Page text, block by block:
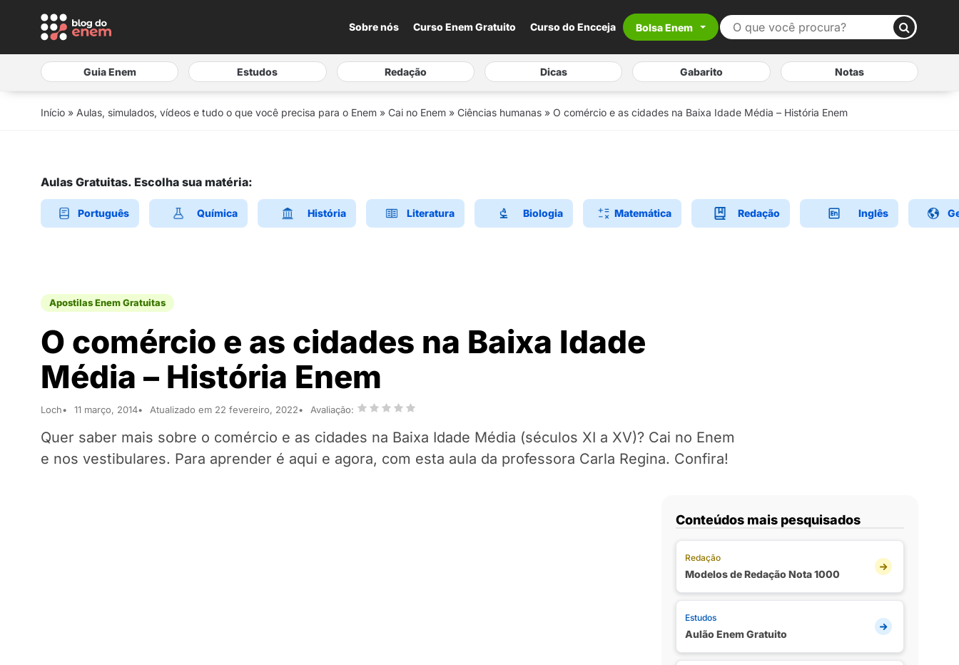
Sobre nós Curso Enem Gratuito Curso do Encceja Bolsa Enem
Guia Enem Estudos Redação Dicas Gabarito Notas
Início » Aulas, simulados, vídeos e tudo o que você precisa para o Enem » Cai no Enem » Ciências humanas » O comércio e as cidades na Baixa Idade Média – História Enem
Aulas Gratuitas. Escolha sua matéria:
Português Química História Literatura Biologia Matemática Redação Inglês
Apostilas Enem Gratuitas
O comércio e as cidades na Baixa Idade
Média – História Enem
Loch 11 março, 2014 Atualizado em 22 fevereiro, 2022 Avaliação:
Quer saber mais sobre o comércio e as cidades na Baixa Idade Média (séculos XI a XV)? Cai no Enem
e nos vestibulares. Para aprender é aqui e agora, com esta aula da professora Carla Regina. Confira!
Conteúdos mais pesquisados
Redação
Modelos de Redação Nota 1000
Estudos
Aulão Enem Gratuito